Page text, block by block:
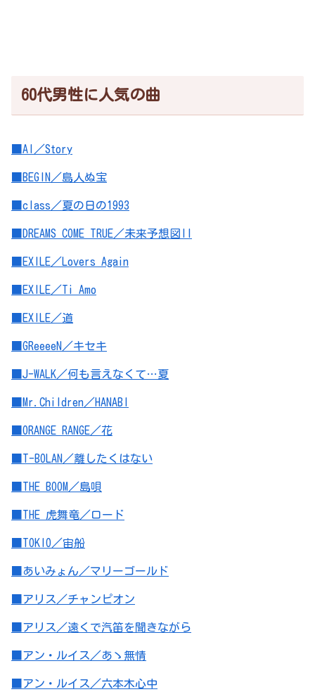
60代男性に人気の曲
■AI／Story
■BEGIN／島人ぬ宝
■class／夏の日の1993
■DREAMS COME TRUE／未来予想図II
■EXILE／Lovers Again
■EXILE／Ti Amo
■EXILE／道
■GReeeeN／キセキ
■J-WALK／何も言えなくて…夏
■Mr.Children／HANABI
■ORANGE RANGE／花
■T-BOLAN／離したくはない
■THE BOOM／島唄
■THE 虎舞竜／ロード
■TOKIO／宙船
■あいみょん／マリーゴールド
■アリス／チャンピオン
■アリス／遠くで汽笛を聞きながら
■アン・ルイス／あゝ無情
■アン・ルイス／六本木心中